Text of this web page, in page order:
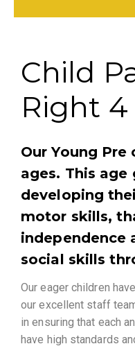
Child
Right 4​
Our Young
ages. This
developing
motor skills,
independence
social skills
Our eager children
our excellent staff
in ensuring that each
have high standards